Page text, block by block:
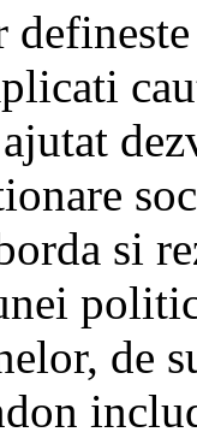
si
de